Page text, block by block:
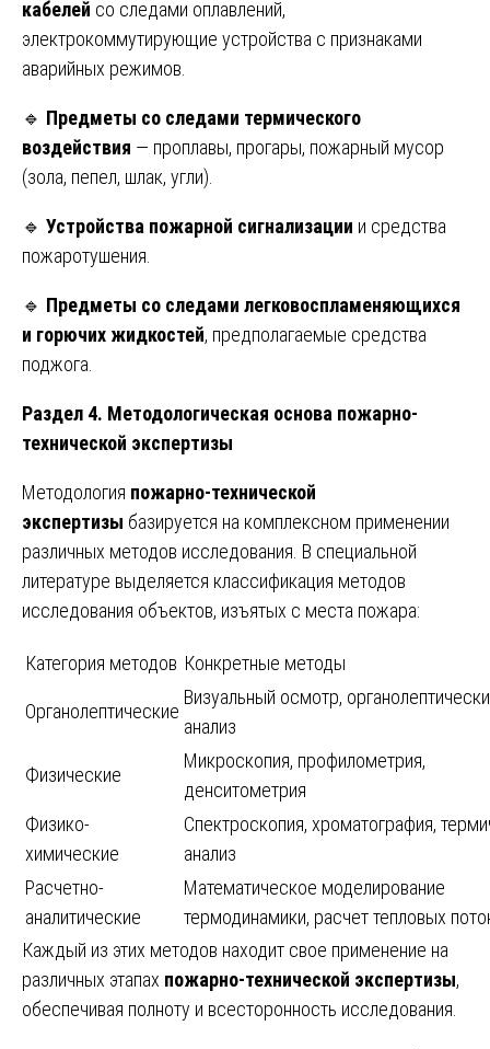
кабелей со следами оплавлений,
электрокоммутирующие устройства с признаками
аварийных режимов.
🔹 Предметы со следами термического
воздействия — проплавы, прогары, пожарный мусор
(зола, пепел, шлак, угли).
🔹 Устройства пожарной сигнализации и средства
пожаротушения.
🔹 Предметы со следами легковоспламеняющихся
и горючих жидкостей, предполагаемые средства
поджога.
Раздел 4. Методологическая основа пожарно-
технической экспертизы
Методология пожарно-технической
экспертизы базируется на комплексном применении
различных методов исследования. В специальной
литературе выделяется классификация методов
исследования объектов, изъятых с места пожара:
Категория методов Конкретные методы
Органолептические
Визуальный осмотр,
анализ
Физические
Микроскопия, профилометрия,
денситометрия
Физико-
химические
Спектроскопия, хроматография,
анализ
Расчетно-
аналитические
Математическое моделирование
термодинамики, расчет тепловых
Каждый из этих методов находит свое применение на
различных этапах пожарно-технической экспертизы,
обеспечивая полноту и всесторонность исследования.